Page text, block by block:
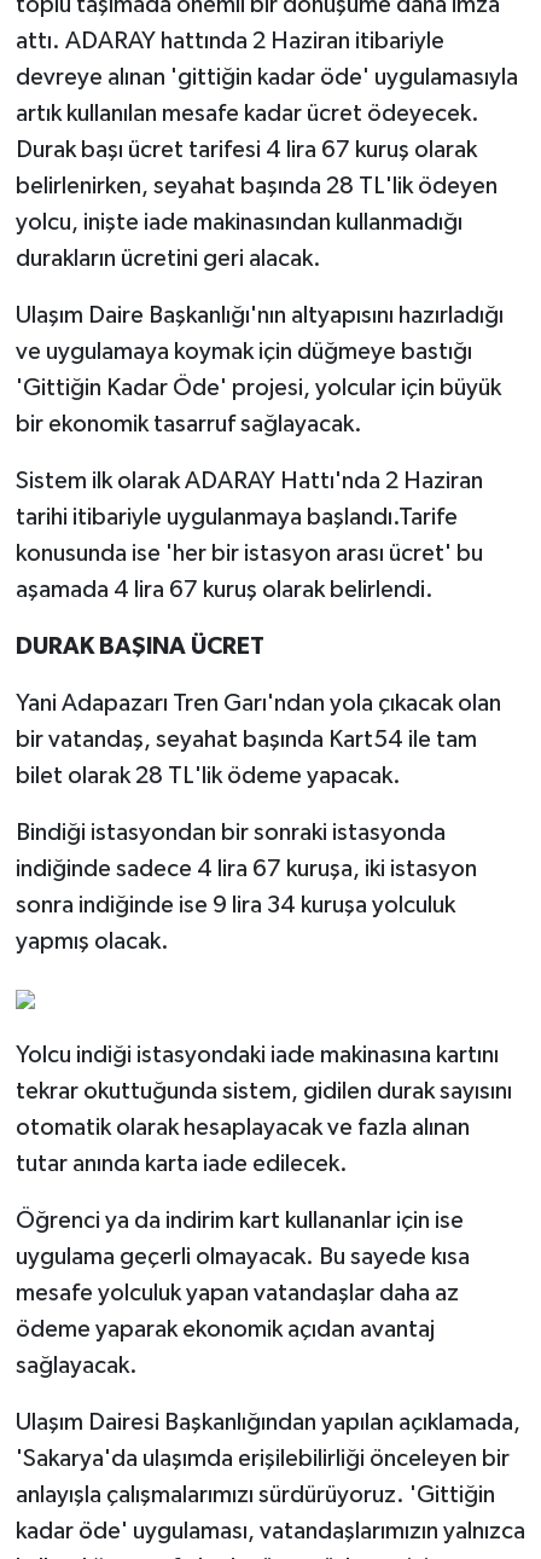
attı. ADARAY hattında 2 Haziran itibariyle
devreye alınan 'gittiğin kadar öde' uygulamasıyla
artık kullanılan mesafe kadar ücret ödeyecek.
Durak başı ücret tarifesi 4 lira 67 kuruş olarak
belirlenirken, seyahat başında 28 TL'lik ödeyen
yolcu, inişte iade makinasından kullanmadığı
durakların ücretini geri alacak.
Ulaşım Daire Başkanlığı'nın altyapısını hazırladığı
ve uygulamaya koymak için düğmeye bastığı
'Gittiğin Kadar Öde' projesi, yolcular için büyük
bir ekonomik tasarruf sağlayacak.
Sistem ilk olarak ADARAY Hattı'nda 2 Haziran
tarihi itibariyle uygulanmaya başlandı.Tarife
konusunda ise 'her bir istasyon arası ücret' bu
aşamada 4 lira 67 kuruş olarak belirlendi.
DURAK BAŞINA ÜCRET
Yani Adapazarı Tren Garı'ndan yola çıkacak olan
bir vatandaş, seyahat başında Kart54 ile tam
bilet olarak 28 TL'lik ödeme yapacak.
Bindiği istasyondan bir sonraki istasyonda
indiğinde sadece 4 lira 67 kuruşa, iki istasyon
sonra indiğinde ise 9 lira 34 kuruşa yolculuk
yapmış olacak.
Yolcu indiği istasyondaki iade makinasına kartını
tekrar okuttuğunda sistem, gidilen durak sayısını
otomatik olarak hesaplayacak ve fazla alınan
tutar anında karta iade edilecek.
Öğrenci ya da indirim kart kullananlar için ise
uygulama geçerli olmayacak. Bu sayede kısa
mesafe yolculuk yapan vatandaşlar daha az
ödeme yaparak ekonomik açıdan avantaj
sağlayacak.
Ulaşım Dairesi Başkanlığından yapılan açıklamada,
'Sakarya'da ulaşımda erişilebilirliği önceleyen bir
anlayışla çalışmalarımızı sürdürüyoruz. 'Gittiğin
kadar öde' uygulaması, vatandaşlarımızın yalnızca